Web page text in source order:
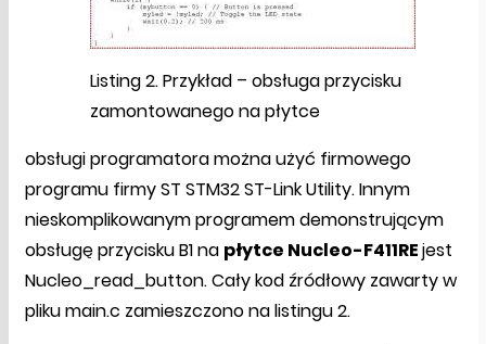
Listing 2. Przykład – obsługa przycisku
zamontowanego na płytce
obsługi programatora można użyć firmowego
programu firmy ST STM32 ST-Link Utility. Innym
nieskomplikowanym programem demonstrującym
obsługę przycisku B1 na płytce Nucleo-F411REjest
Nucleo_read_button. Cały kod źródłowy zawarty w
pliku main.c zamieszczono na listingu 2.